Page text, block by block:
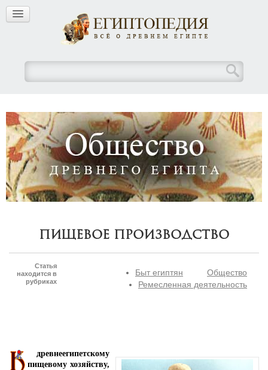
Пищевое производство
Статья
находится в
рубриках
Общество
Быт египтян
Ремесленная деятельность
древнеегипетскому
пищевому хозяйству,